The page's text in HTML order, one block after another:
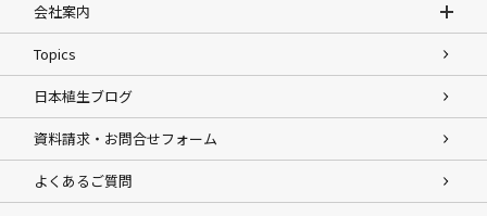
会社案内
Topics
日本植生ブログ
資料請求・お問合せフォーム
よくあるご質問